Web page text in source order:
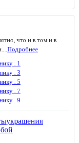
что и в том и в
Подробнее
украшения